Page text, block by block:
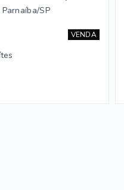
SP
VENDA